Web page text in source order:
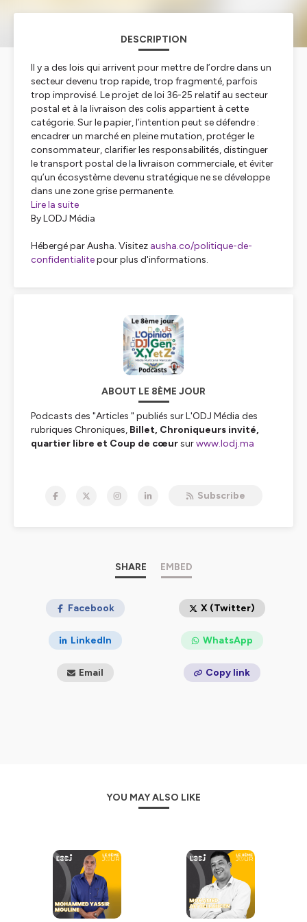
DESCRIPTION
Il y a des lois qui arrivent pour mettre de l’ordre dans un
secteur devenu trop rapide, trop fragmenté, parfois
trop improvisé. Le projet de loi 36-25 relatif au secteur
postal et à la livraison des colis appartient à cette
catégorie. Sur le papier, l’intention peut se défendre :
encadrer un marché en pleine mutation, protéger le
consommateur, clarifier les responsabilités, distinguer
le transport postal de la livraison commerciale, et éviter
qu’un écosystème devenu stratégique ne se développe
dans une zone grise permanente.
Lire la suite
By LODJ Média
Hébergé par Ausha. Visitez ausha.co/politique-de-
confidentialitepour plus d'informations.
ABOUT LE 8ÈME JOUR
Podcasts des "Articles " publiés sur L'ODJ Média des
rubriques Chroniques, Billet, Chroniqueurs invité,
quartier libre et Coup de cœursurwww.lodj.ma
Subscribe
SHARE EMBED
Facebook X (Twitter)
LinkedIn WhatsApp
Email Copy link
YOU MAY ALSO LIKE